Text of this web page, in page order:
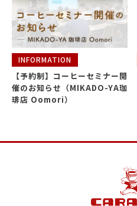
INFORMATION
【予約制】コーヒーセミナー開
催のお知らせ（MIKADO-YA珈
琲店 Oomori）